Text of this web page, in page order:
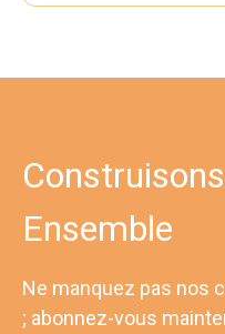
Ensemble
Ne manquez pas nos
; abonnez-vous